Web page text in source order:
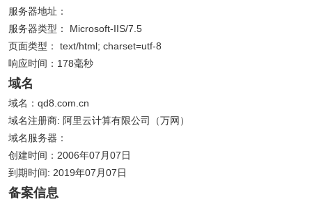
服务器地址：
服务器类型： Microsoft-IIS/7.5
页面类型： text/html; charset=utf-8
响应时间：178毫秒
域名
域名：qd8.com.cn
域名注册商: 阿里云计算有限公司（万网）
域名服务器：
创建时间：2006年07月07日
到期时间: 2019年07月07日
备案信息